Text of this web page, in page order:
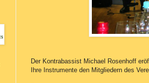
Der Kontrabassist Michael Rosenhoff
Ihre Instrumente den Mitgliedern des